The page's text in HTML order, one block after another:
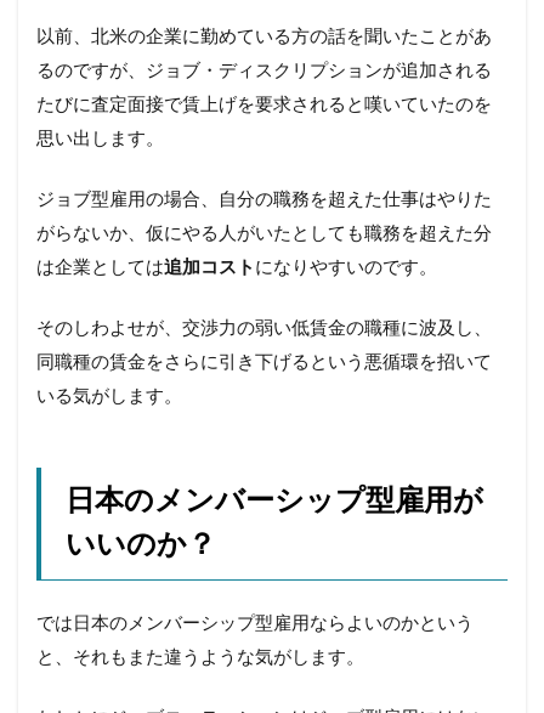
以前、北米の企業に勤めている方の話を聞いたことがあ
るのですが、ジョブ・ディスクリプションが追加される
たびに査定面接で賃上げを要求されると嘆いていたのを
思い出します。
ジョブ型雇用の場合、自分の職務を超えた仕事はやりた
がらないか、仮にやる人がいたとしても職務を超えた分
は企業としては追加コスト になりやすいのです。
そのしわよせが、交渉力の弱い低賃金の職種に波及し、
同職種の賃金をさらに引き下げるという悪循環を招いて
いる気がします。
日本のメンバーシップ型雇用が
いいのか？
では日本のメンバーシップ型雇用ならよいのかという
と、それもまた違うような気がします。